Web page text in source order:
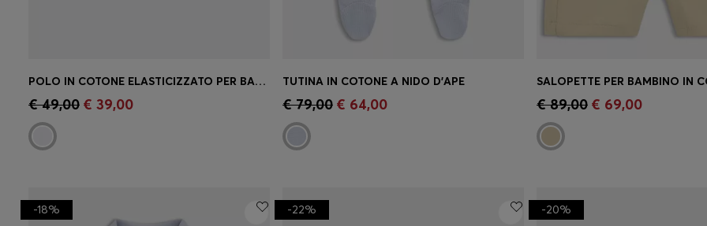
Acquisto rapido
taglia)
POLO IN COTONE ELASTICIZZATO PER BAMBINI CON TARGHETTA CON PANDA ROSSO
€ 49,00 € 39,00 Acquisto rapido
taglia)
TUTINA IN COTONE A NIDO D'APE
€ 79,00 € 64,00 Acquisto rapido
taglia)
€ 89,00 € 69,00
-18% -22% -20%